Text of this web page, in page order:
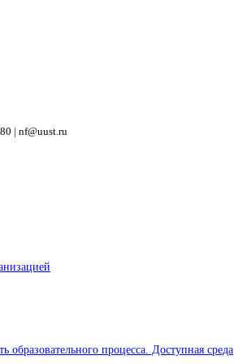
| nf@uust.ru
образовательного процесса. Доступная среда